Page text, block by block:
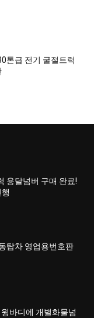
톤급 전기 굴절트럭
용달넘버 구매 완료!
탑차 영업용번호판
바디에 개별화물넘